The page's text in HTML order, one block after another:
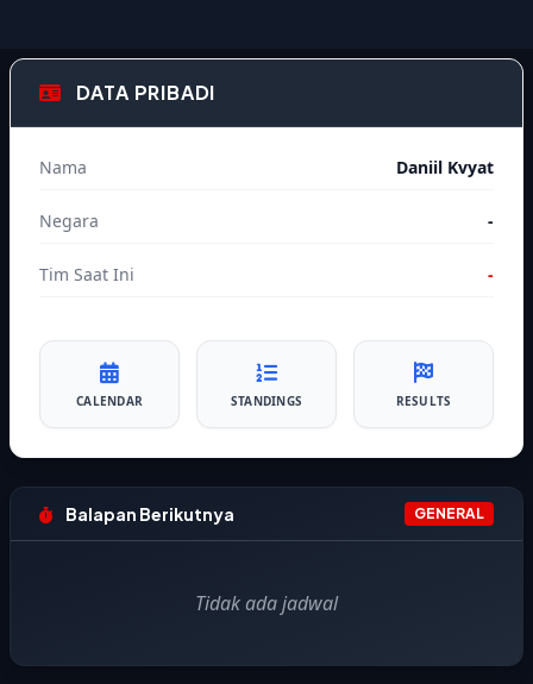
DATA PRIBADI
Nama Daniil Kvyat
Negara -
Tim Saat Ini -
CALENDAR STANDINGS RESULTS
Balapan Berikutnya GENERAL
Tidak ada jadwal